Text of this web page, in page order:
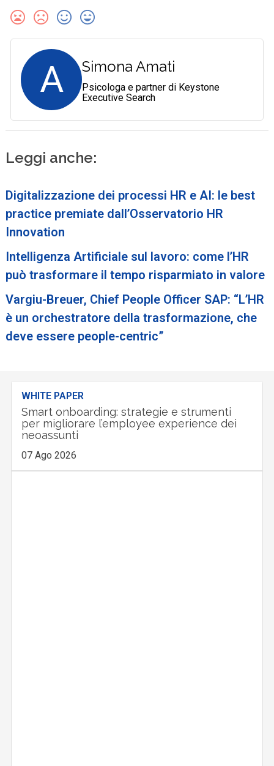
A Simona Amati
Psicologa e partner di Keystone
Executive Search
Leggi anche:
Digitalizzazione dei processi HR e AI: le best
practice premiate dall’Osservatorio HR
Innovation
Intelligenza Artificiale sul lavoro: come l’HR
può trasformare il tempo risparmiato in valore
Vargiu-Breuer, Chief People Officer SAP: “L’HR
è un orchestratore della trasformazione, che
deve essere people-centric”
WHITE PAPER
Smart onboarding: strategie e strumenti
per migliorare l’employee experience dei
neoassunti
07 Ago 2026